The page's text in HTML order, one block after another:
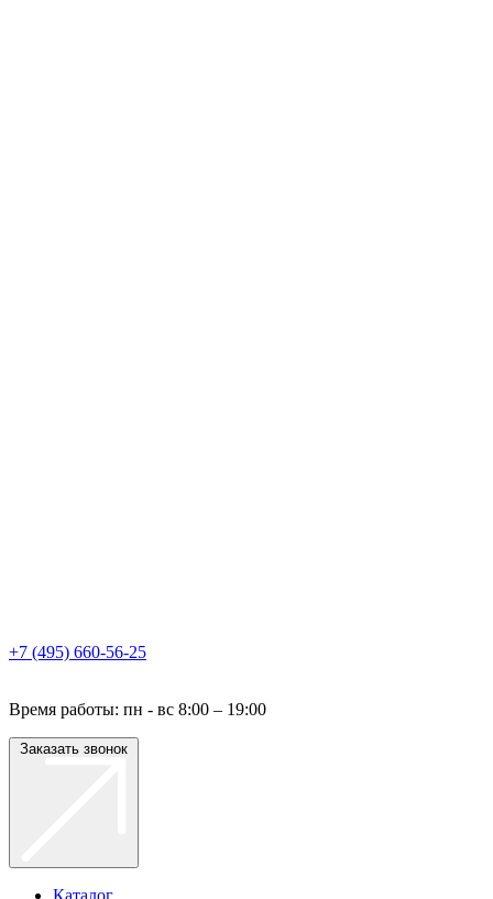
+7 (495) 660-56-25
Время работы: пн - вс 8:00 – 19:00
Заказать звонок
Каталог